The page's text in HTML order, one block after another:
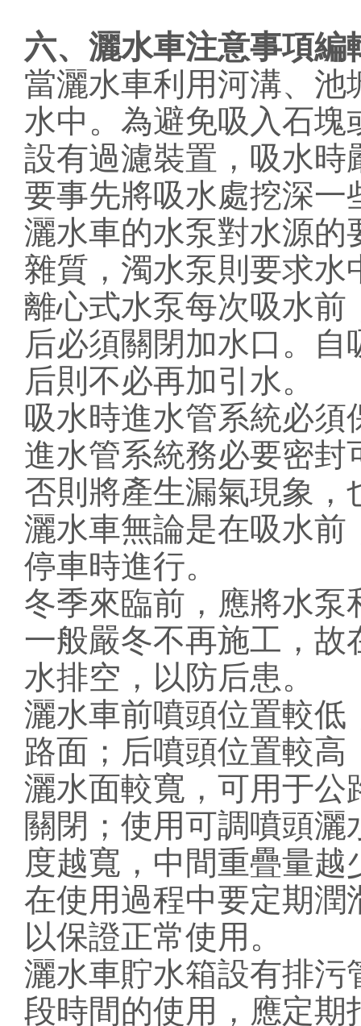
六、灑水車注意事項編
當灑水車利用河溝、
水中。為避免吸入石塊
設有過濾裝置，吸水時
要事先將吸水處挖深一
灑水車的水泵對水源的
雜質，濁水泵則要求
離心式水泵每次吸水前
后必須關閉加水口。
后則不必再加引水。
吸水時進水管系統必
進水管系統務必要密
否則將產生漏氣現象
灑水車無論是在吸水前
停車時進行。
冬季來臨前，應將水
一般嚴冬不再施工，
水排空，以防后患。
灑水車前噴頭位置較低
路面；后噴頭位置較
灑水面較寬，可用于公
關閉；使用可調噴頭
度越寬，中間重疊量
在使用過程中要定期潤
以保證正常使用。
灑水車貯水箱設有排污
段時間的使用，應定期